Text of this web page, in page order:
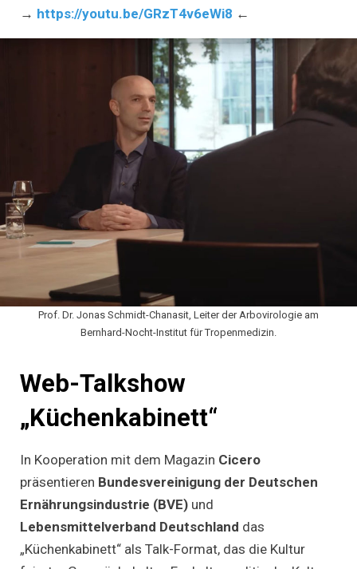
→ https://youtu.be/GRzT4v6eWi8 ←
Prof. Dr. Jonas Schmidt-Chanasit, Leiter der Arbovirologie am
Bernhard-Nocht-Institut für Tropenmedizin.
Web-Talkshow
„Küchenkabinett“
In Kooperation mit dem Magazin Cicero
präsentieren Bundesvereinigung der Deutschen
Ernährungsindustrie (BVE) und
Lebensmittelverband Deutschland das
„Küchenkabinett“ als Talk-Format, das die Kultur